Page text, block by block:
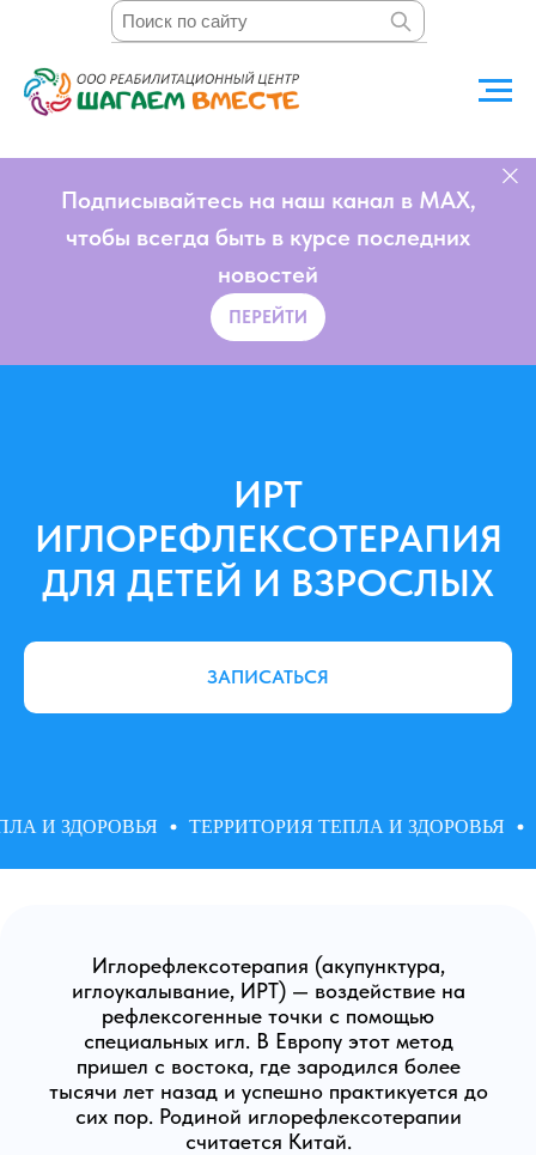
Подписывайтесь на наш канал в MAX,
чтобы всегда быть в курсе последних
новостей
ПЕРЕЙТИ
ИРТ
ИГЛОРЕФЛЕКСОТЕРАПИЯ
ДЛЯ ДЕТЕЙ И ВЗРОСЛЫХ
ЗАПИСАТЬСЯ
И ЗДОРОВЬЯ ТЕРРИТОРИЯ ТЕПЛА И ЗДОРОВЬЯ
Иглорефлексотерапия (акупунктура,
иглоукалывание, ИРТ) — воздействие на
рефлексогенные точки с помощью
специальных игл. В Европу этот метод
пришел с востока, где зародился более
тысячи лет назад и успешно практикуется до
сих пор. Родиной иглорефлексотерапии
считается Китай.